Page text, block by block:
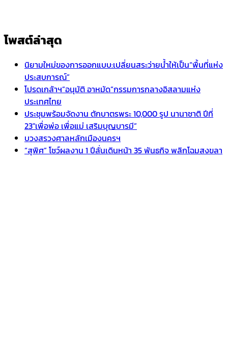
โพสต์ล่าสุด
นิยามใหม่ของการออกแบบ:เปลี่ยนสระว่ายน้ำให้เป็น“พื้นที่แห่ง
ประสบการณ์”
โปรดเกล้าฯ”อนุมัติ อาหมัด”กรรมการกลางอิสลามแห่ง
ประเทศไทย
ประชุมพร้อมจัดงาน ตักบาตรพระ 10,000 รูป นานาชาติ ปีที่
23″เพื่อพ่อ เพื่อแม่ เสริมบุญบารมี”
บวงสรวงศาลหลักเมืองนครฯ
“สุพิศ” โชว์ผลงาน 1 ปีลั่นเดินหน้า 35 พันธกิจ พลิกโฉมสงขลา